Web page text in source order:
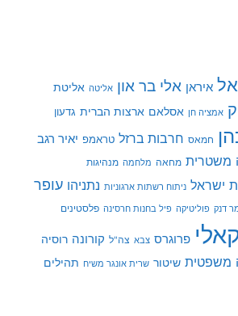
איראן אלי בר און אליטה אליטת
אמציה חן אסלאם ארצות הברית גדעון
חמאס חרבות ברזל טראמפ יאיר רגב
משטרית מחאה מלחמה מנהיגות
ישראל ניתוח רשתות ארגוניות נתניהו עופר
דנק פוליטיקה פיל בחנות חרסינה פלסטינים
פרוגרס צבא צה"ל קורונה רוסיה
משפטית שיטור שרית אונגר משיח תהילים